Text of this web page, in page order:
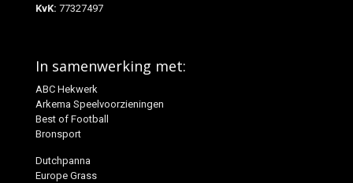
KvK: 77327497
In samenwerking met:
ABC Hekwerk
Arkema Speelvoorzieningen
Best of Football
Bronsport
Dutchpanna
Europe Grass